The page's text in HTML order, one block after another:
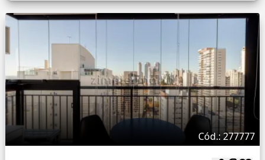
Cód.: 277777